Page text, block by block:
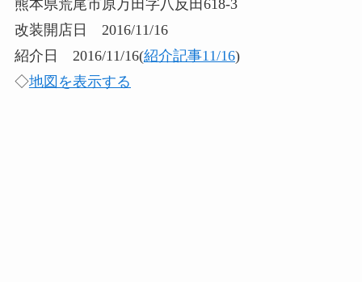
熊本県荒尾市原万田字八反田618-3
改装開店日 2016/11/16
紹介日 2016/11/16(紹介記事11/16)
◇地図を表示する